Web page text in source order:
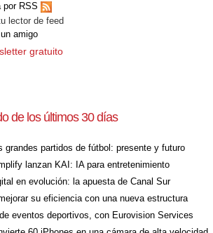
por RSS
lector de feed
amigo
gratuito
de los últimos 30 días
grandes partidos de fútbol: presente y futuro
lanzan KAI: IA para entretenimiento
en evolución: la apuesta de Canal Sur
su eficiencia con una nueva estructura
de eventos deportivos, con Eurovision Services